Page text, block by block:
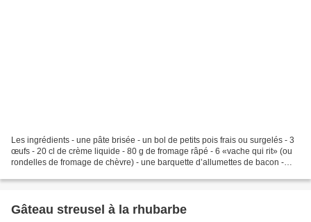
Les ingrédients - une pâte brisée - un bol de petits pois frais ou surgelés - 3
œufs - 20 cl de crème liquide - 80 g de fromage râpé - 6 «vache qui rit» (ou
rondelles de fromage de chèvre) - une barquette d’allumettes de bacon -
Gâteau streusel à la rhubarbe